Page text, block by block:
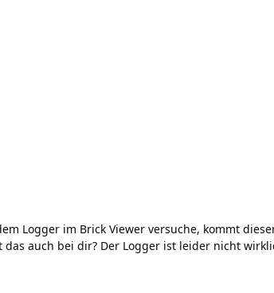
Logger im Brick Viewer versuche, kommt
auch bei dir? Der Logger ist leider nicht